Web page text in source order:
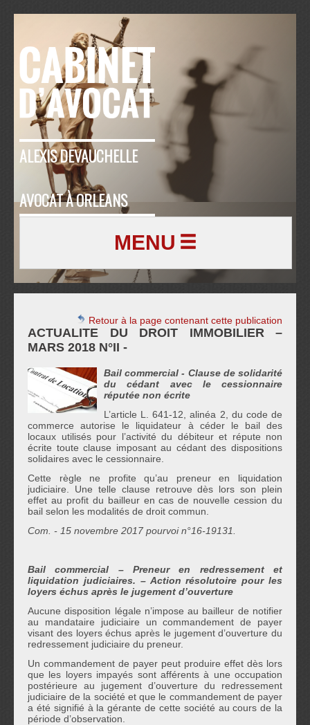
ALEXIS DEVAUCHELLE
AVOCAT À ORLEANS
MENU
Retour à la page contenant cette publication
ACTUALITE DU DROIT IMMOBILIER –
MARS 2018 N°II -
Bail commercial - Clause de solidarité
du cédant avec le cessionnaire
réputée non écrite
L’article L. 641-12, alinéa 2, du code de
commerce autorise le liquidateur à céder le bail des
locaux utilisés pour l’activité du débiteur et répute non
écrite toute clause imposant au cédant des dispositions
solidaires avec le cessionnaire.
Cette règle ne profite qu’au preneur en liquidation
judiciaire. Une telle clause retrouve dès lors son plein
effet au profit du bailleur en cas de nouvelle cession du
bail selon les modalités de droit commun.
Com. - 15 novembre 2017 pourvoi n°16-19131.
Bail commercial – Preneur en redressement et
liquidation judiciaires. – Action résolutoire pour les
loyers échus après le jugement d’ouverture
Aucune disposition légale n’impose au bailleur de notifier
au mandataire judiciaire un commandement de payer
visant des loyers échus après le jugement d’ouverture du
redressement judiciaire du preneur.
Un commandement de payer peut produire effet dès lors
que les loyers impayés sont afférents à une occupation
postérieure au jugement d’ouverture du redressement
judiciaire de la société et que le commandement de payer
a été signifié à la gérante de cette société au cours de la
période d’observation.